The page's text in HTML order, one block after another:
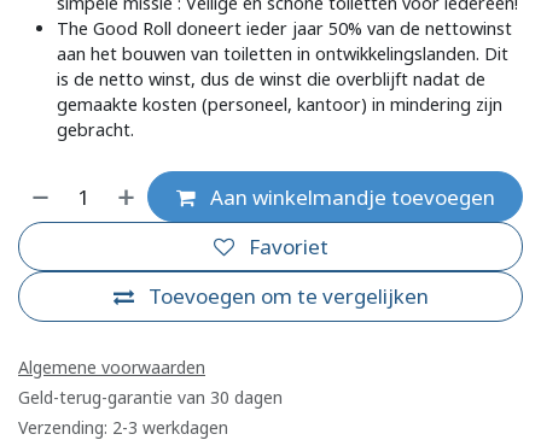
The Good Roll doneert ieder jaar 50% van de nettowinst
aan het bouwen van toiletten in ontwikkelingslanden. Dit
is de netto winst, dus de winst die overblijft nadat de
gemaakte kosten (personeel, kantoor) in mindering zijn
gebracht.
Aan winkelmandje toevoegen
Toevoegen om te vergelijken
Favoriet
Algemene voorwaarden
Geld-terug-garantie van 30 dagen
Verzending: 2-3 werkdagen